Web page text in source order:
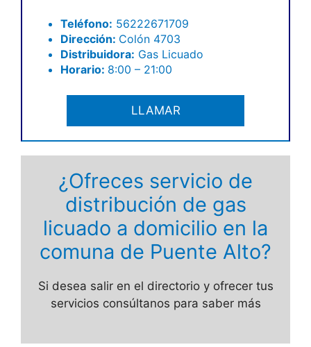
Teléfono: 56222671709
Dirección: Colón 4703
Distribuidora: Gas Licuado
Horario: 8:00 – 21:00
LLAMAR
¿Ofreces servicio de
distribución de gas
licuado a domicilio en la
comuna de Puente Alto?
Si desea salir en el directorio y ofrecer tus
servicios consúltanos para saber más